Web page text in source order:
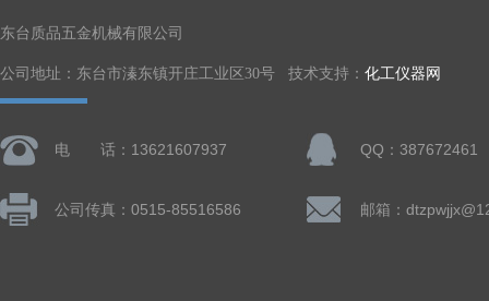
东台质品五金机械有限公司
公司地址：东台市溱东镇开庄工业区30号 技术支持： 化工仪器网
电 话：13621607937 QQ：387672461
公司传真：0515-85516586 邮箱：